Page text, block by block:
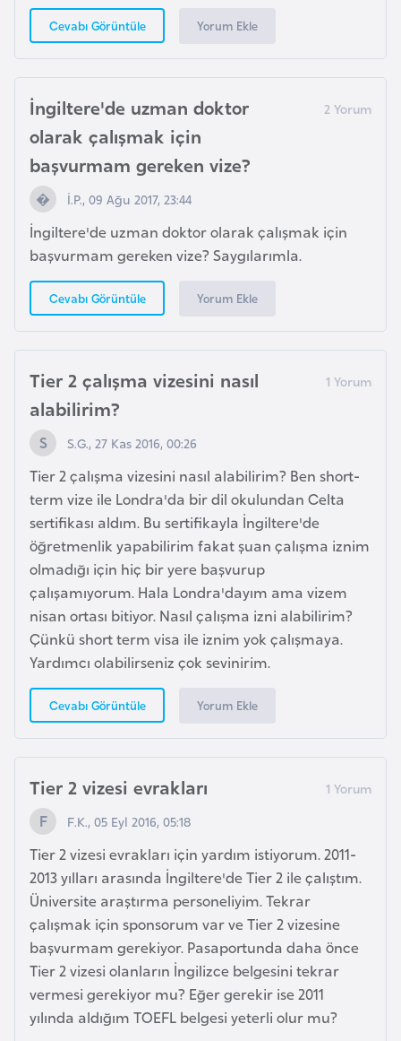
Cevabı Görüntüle Yorum Ekle
İngiltere'de uzman doktor
olarak çalışmak için
başvurmam gereken vize?
İ.P., 09 Ağu 2017, 23:44
İngiltere'de uzman doktor olarak çalışmak için
başvurmam gereken vize? Saygılarımla.
Cevabı Görüntüle Yorum Ekle
Tier 2 çalışma vizesini nasıl
alabilirim?
S.G., 27 Kas 2016, 00:26
Tier 2 çalışma vizesini nasıl alabilirim? Ben short-
term vize ile Londra'da bir dil okulundan Celta
sertifikası aldım. Bu sertifikayla İngiltere'de
öğretmenlik yapabilirim fakat şuan çalışma iznim
olmadığı için hiç bir yere başvurup
çalışamıyorum. Hala Londra'dayım ama vizem
nisan ortası bitiyor. Nasıl çalışma izni alabilirim?
Çünkü short term visa ile iznim yok çalışmaya.
Yardımcı olabilirseniz çok sevinirim.
Cevabı Görüntüle Yorum Ekle
Tier 2 vizesi evrakları
F.K., 05 Eyl 2016, 05:18
Tier 2 vizesi evrakları için yardım istiyorum. 2011-
2013 yılları arasında İngiltere'de Tier 2 ile çalıştım.
Üniversite araştırma personeliyim. Tekrar
çalışmak için sponsorum var ve Tier 2 vizesine
başvurmam gerekiyor. Pasaportunda daha önce
Tier 2 vizesi olanların İngilizce belgesini tekrar
vermesi gerekiyor mu? Eğer gerekir ise 2011
yılında aldığım TOEFL belgesi yeterli olur mu?
ç
r
e
İ
t
a
y
a
İ
l
a
n
a
K
a
m
b
o
ç
y
a
K
m
e
r
u
n
K
a
n
a
d
a